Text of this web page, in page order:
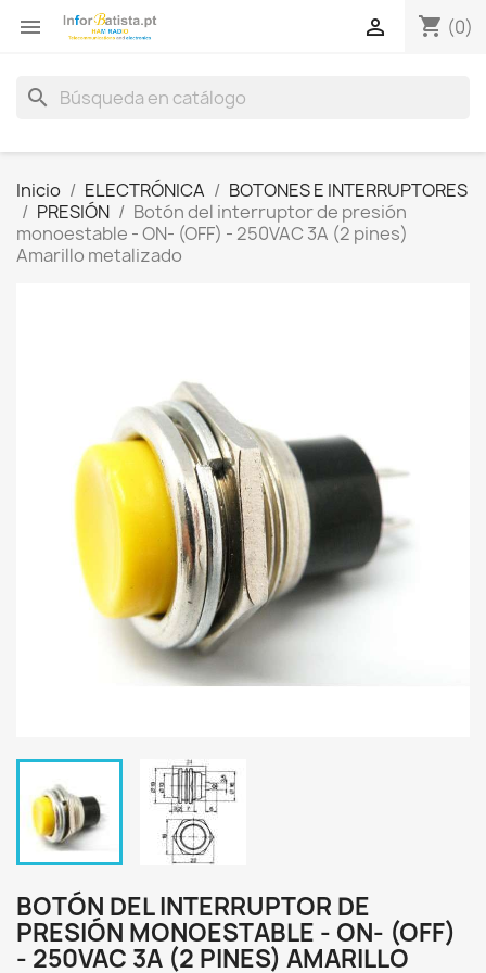
 shopping_cart (0)

search
Inicio ELECTRÓNICA
BOTONES E INTERRUPTORES
PRESIÓN
Botón del interruptor de presión
monoestable - ON- (OFF) - 250VAC 3A (2 pines)
Amarillo metalizado
BOTÓN DEL INTERRUPTOR DE
PRESIÓN MONOESTABLE - ON- (OFF)
- 250VAC 3A (2 PINES) AMARILLO